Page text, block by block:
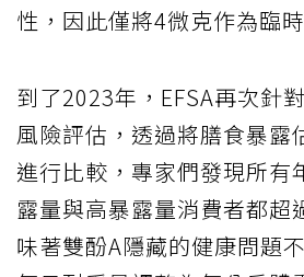
性，因此僅將4微克作為臨
到了2023年，EFSA再次針
風險評估，透過將膳食暴露
進行比較，專家們發現所有
露量與高暴露量消費者都超
味著雙酚A隱藏的健康問題